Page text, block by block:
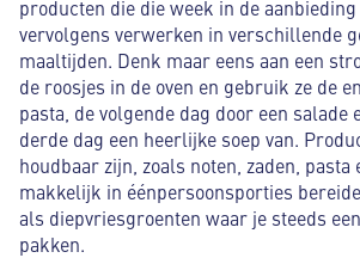
producten die die week in de
vervolgens verwerken in verschillende
maaltijden. Denk maar eens aan een
de roosjes in de oven en gebruik ze de
pasta, de volgende dag door een salade
derde dag een heerlijke soep van.
houdbaar zijn, zoals noten, zaden,
makkelijk in éénpersoonsporties
als diepvriesgroenten waar je steeds
pakken.